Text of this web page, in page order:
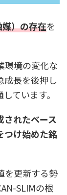
）の存在を
環境の変化な
成長を後押し
ています。
されたベース
つけ始めた銘
を更新する勢
SLIMの根